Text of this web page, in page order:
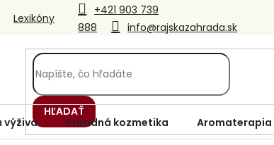
+421 903 739
888
info@rajskazahrada.sk
Lexikóny
HĽADAŤ
výživa Prírodná kozmetika Aromaterapia